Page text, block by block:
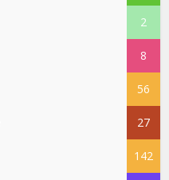
2
8
56
27
142